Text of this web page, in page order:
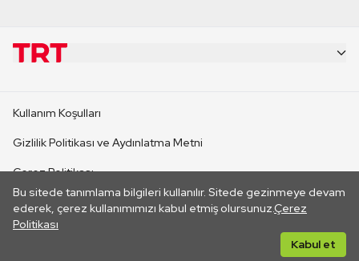
Bu sitede tanımlama bilgileri kullanılır. Sitede gezinmeye devam
ederek, çerez kullanımımızı kabul etmiş olursunuz.Çerez
Politikası
Kabul et
CANLI YAYINLAR
Kullanım Koşulları
Gizlilik Politikası ve Aydınlatma Metni
Çerez Politikası
İletişim
Her hakkı saklıdır. ©2026 TRT. Bağlantı yoluyla gidilen dış